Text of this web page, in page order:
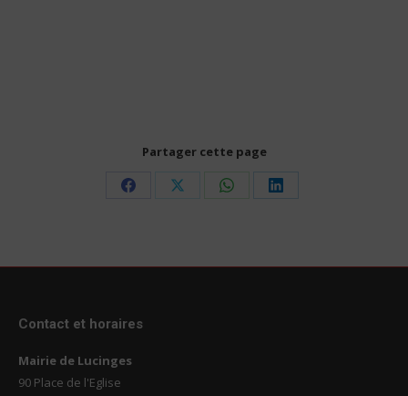
Partager cette page
Share
Share
Share
Share
Contact et horaires
Mairie de Lucinges
90 Place de l'Eglise